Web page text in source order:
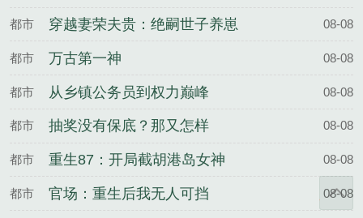
都市 穿越妻荣夫贵：绝嗣世子养崽 08-08
都市 万古第一神 08-08
都市 从乡镇公务员到权力巅峰 08-08
都市 抽奖没有保底？那又怎样 08-08
都市 重生87：开局截胡港岛女神 08-08
都市 官场：重生后我无人可挡 08-08